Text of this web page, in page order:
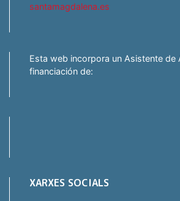
santamagdalena.es
Esta web incorpora un Asistente de
financiación de:
XARXES SOCIALS